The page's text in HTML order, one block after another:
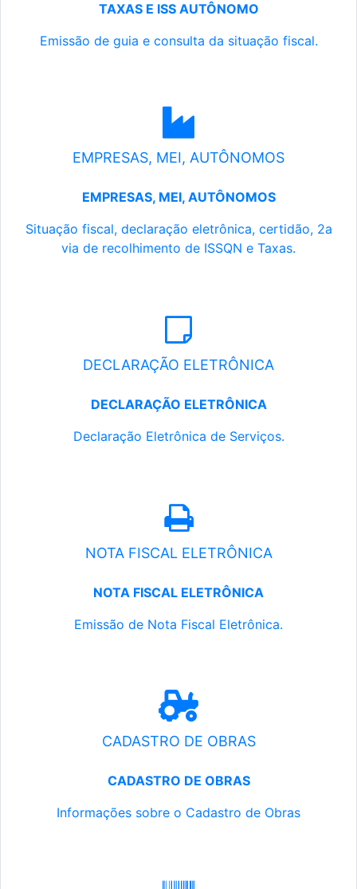
TAXAS E ISS AUTÔNOMO
Emissão de guia e consulta da situação fiscal.
EMPRESAS, MEI, AUTÔNOMOS
EMPRESAS, MEI, AUTÔNOMOS
Situação fiscal, declaração eletrônica, certidão, 2a
via de recolhimento de ISSQN e Taxas.
DECLARAÇÃO ELETRÔNICA
DECLARAÇÃO ELETRÔNICA
Declaração Eletrônica de Serviços.
NOTA FISCAL ELETRÔNICA
NOTA FISCAL ELETRÔNICA
Emissão de Nota Fiscal Eletrônica.
CADASTRO DE OBRAS
CADASTRO DE OBRAS
Informações sobre o Cadastro de Obras